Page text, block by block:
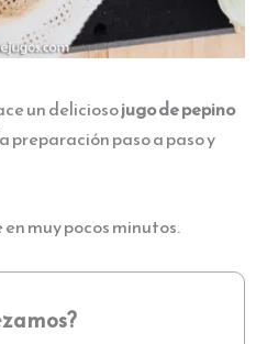
un deliciosojugo de pepino
preparación paso a paso y
muy pocos minutos.